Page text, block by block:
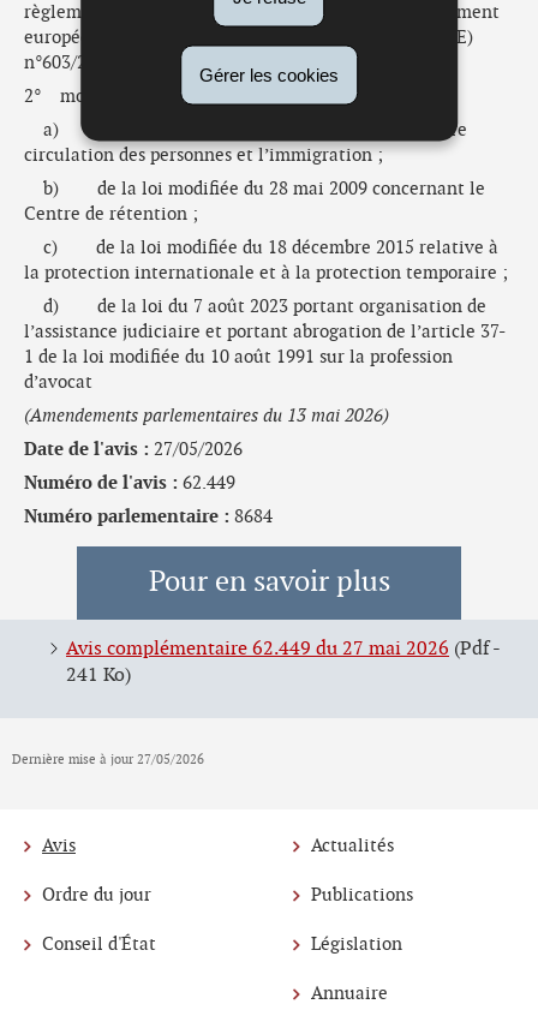
Gérer les cookies
règlements (UE) 2018/1240 et (UE) 2019/818 du Parlement
européen et du Conseil et abrogeant le règlement (UE)
n°603/2013 du Parlement européen et du Conseil ;
2° modification :
a) de la loi modifiée du 29 août 2008 sur la libre
circulation des personnes et l’immigration ;
b) de la loi modifiée du 28 mai 2009 concernant le
Centre de rétention ;
c) de la loi modifiée du 18 décembre 2015 relative à
la protection internationale et à la protection temporaire ;
d) de la loi du 7 août 2023 portant organisation de
l’assistance judiciaire et portant abrogation de l’article 37-
1 de la loi modifiée du 10 août 1991 sur la profession
d’avocat
(Amendements parlementaires du 13 mai 2026)
Date de l'avis : 27/05/2026
Numéro de l'avis : 62.449
Numéro parlementaire : 8684
Pour en savoir plus
Avis complémentaire 62.449 du 27 mai 2026 (Pdf -
241 Ko)
Dernière mise à jour 27/05/2026
Menu
de
Avis
Ordre du jour
Conseil d'État
Actualités
Publications
Législation
Annuaire